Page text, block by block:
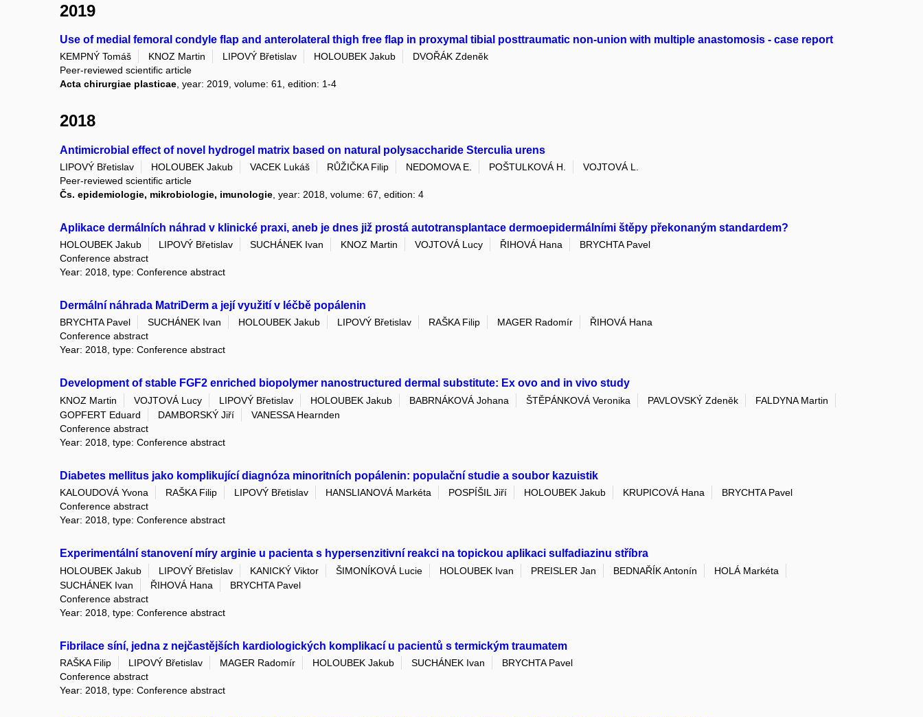
2019
Use of medial femoral condyle flap and anterolateral thigh free flap in proxymal tibial posttraumatic non-union with multiple anastomosis - case report
KEMPNÝ Tomáš KNOZ Martin LIPOVÝ Břetislav HOLOUBEK Jakub
DVOŘÁK Zdeněk
Peer-reviewed scientific article
Acta chirurgiae plasticae, year: 2019, volume: 61, edition: 1-4
2018
Antimicrobial effect of novel hydrogel matrix based on natural polysaccharide Sterculia urens
LIPOVÝ Břetislav HOLOUBEK Jakub VACEK Lukáš RŮŽIČKA Filip NEDOMOVA E. POŠTULKOVÁ H.
VOJTOVÁ L.
Peer-reviewed scientific article
Čs. epidemiologie, mikrobiologie, imunologie , year: 2018, volume: 67, edition: 4
Aplikace dermálních náhrad v klinické praxi, aneb je dnes již prostá autotransplantace dermoepidermálními štěpy překonaným standardem?
HOLOUBEK Jakub LIPOVÝ Břetislav SUCHÁNEK Ivan KNOZ Martin VOJTOVÁ Lucy ŘIHOVÁ Hana
BRYCHTA Pavel
Conference abstract
Year: 2018, type: Conference abstract
Dermální náhrada MatriDerm a její využití v léčbě popálenin
BRYCHTA Pavel SUCHÁNEK Ivan HOLOUBEK Jakub LIPOVÝ Břetislav RAŠKA Filip MAGER Radomír
ŘIHOVÁ Hana
Conference abstract
Year: 2018, type: Conference abstract
Development of stable FGF2 enriched biopolymer nanostructured dermal substitute: Ex ovo and in vivo study
KNOZ Martin VOJTOVÁ Lucy LIPOVÝ Břetislav HOLOUBEK Jakub BABRNÁKOVÁ Johana ŠTĚPÁNKOVÁ Veronika PAVLOVSKÝ Zdeněk
FALDYNA Martin
GOPFERT Eduard
DAMBORSKÝ Jiří
VANESSA Hearnden
Conference abstract
Year: 2018, type: Conference abstract
Diabetes mellitus jako komplikující diagnóza minoritních popálenin: populační studie a soubor kazuistik
KALOUDOVÁ Yvona RAŠKA Filip LIPOVÝ Břetislav HANSLIANOVÁ Markéta POSPÍŠIL Jiří HOLOUBEK Jakub KRUPICOVÁ Hana
BRYCHTA Pavel
Conference abstract
Year: 2018, type: Conference abstract
Experimentální stanovení míry arginie u pacienta s hypersenzitivní reakci na topickou aplikaci sulfadiazinu stříbra
HOLOUBEK Jakub LIPOVÝ Břetislav KANICKÝ Viktor ŠIMONÍKOVÁ Lucie HOLOUBEK Ivan PREISLER Jan BEDNAŘÍK Antonín
HOLÁ Markéta
SUCHÁNEK Ivan
ŘIHOVÁ Hana
BRYCHTA Pavel
Conference abstract
Year: 2018, type: Conference abstract
Fibrilace síní, jedna z nejčastějších kardiologických komplikací u pacientů s termickým traumatem
RAŠKA Filip LIPOVÝ Břetislav MAGER Radomír HOLOUBEK Jakub SUCHÁNEK Ivan
BRYCHTA Pavel
Conference abstract
Year: 2018, type: Conference abstract